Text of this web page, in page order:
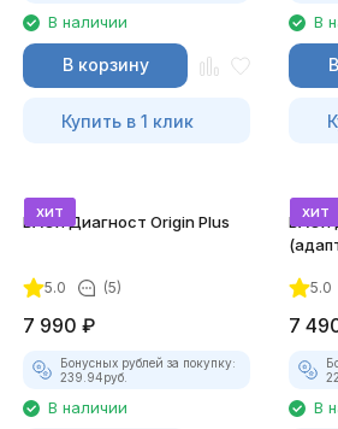
В наличии
В корзину
Купить в 1 клик
В
хит
ВАСЯ Диагност Origin Plus
5.0 (5)
7 990 ₽
Бонусных рублей за покупку:
239.94руб.
В наличии
хит
ВАСЯ
5.0
7
В